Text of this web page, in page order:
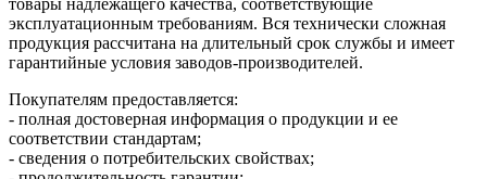
эксплуатационным требованиям. Вся технически сложная
продукция рассчитана на длительный срок службы и имеет
гарантийные условия заводов-производителей.
Покупателям предоставляется:
- полная достоверная информация о продукции и ее
соответствии стандартам;
- сведения о потребительских свойствах;